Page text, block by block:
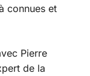
connues et
Pierre
de la